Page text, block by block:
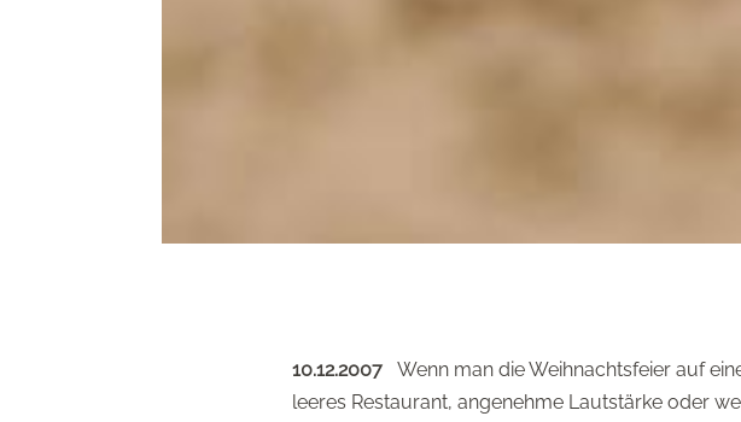
10.12.2007Wenn man die Weihnachtsfeier auf
leeres Restaurant, angenehme Lautstärke oder